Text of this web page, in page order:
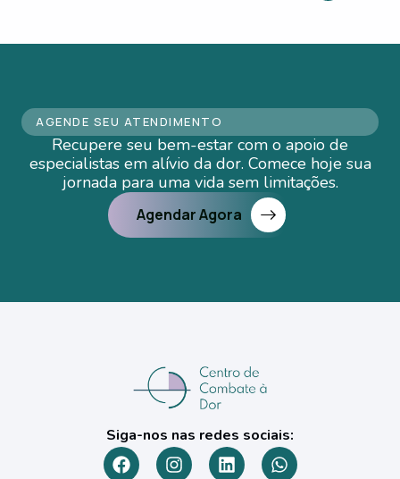
AGENDE SEU ATENDIMENTO
Recupere seu bem-estar com o apoio de
especialistas em alívio da dor. Comece hoje sua
jornada para uma vida sem limitações.
Agendar Agora
Siga-nos nas redes sociais: